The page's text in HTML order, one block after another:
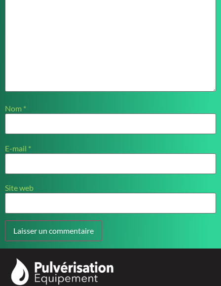
Nom *
E-mail *
Site web